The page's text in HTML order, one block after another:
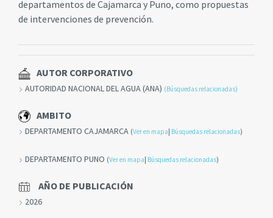
departamentos de Cajamarca y Puno, como propuestas
de intervenciones de prevención.
AUTOR CORPORATIVO
AUTORIDAD NACIONAL DEL AGUA (ANA) (Búsquedas relacionadas)
AMBITO
DEPARTAMENTO CAJAMARCA (Ver en mapa Búsquedas relacionadas)
DEPARTAMENTO PUNO (Ver en mapa Búsquedas relacionadas)
AÑO DE PUBLICACIÓN
2026